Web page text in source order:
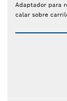
Adaptador para
calar sobre